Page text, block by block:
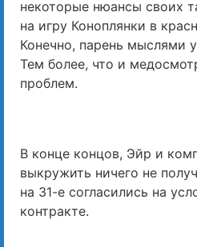
некоторые нюансы своих
на игру Коноплянки в
Конечно, парень мыслями
Тем более, что и
проблем.
В конце концов, Эйр и
выкружить ничего не
на 31-е согласились на
контракте.